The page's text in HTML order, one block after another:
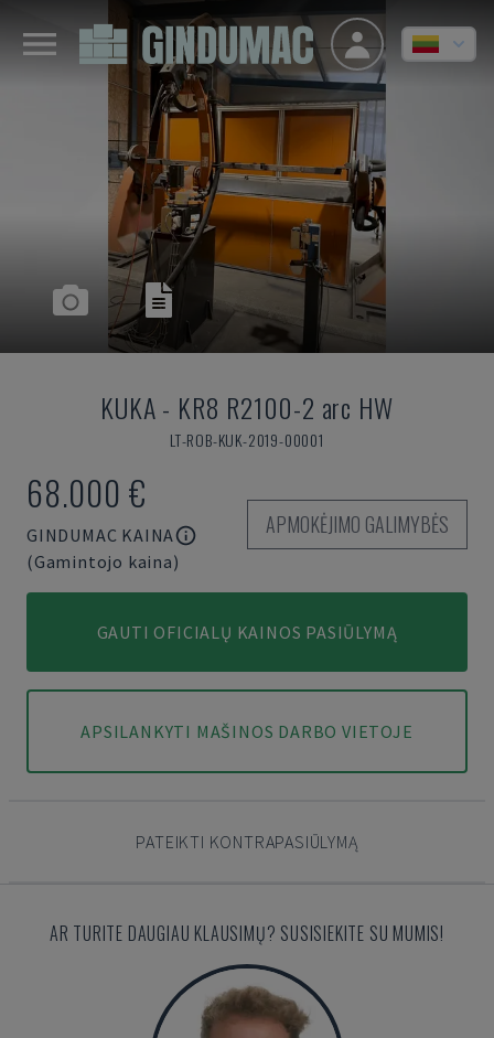
KUKA- KR8 R2100-2 arc HW
LT-ROB-KUK-2019-00001
68.000 €
GINDUMAC KAINA
(Gamintojo kaina)
APMOKĖJIMO GALIMYBĖS
GAUTI OFICIALŲ KAINOS PASIŪLYMĄ
APSILANKYTI MAŠINOS DARBO VIETOJE
PATEIKTI KONTRAPASIŪLYMĄ
AR TURITE DAUGIAU KLAUSIMŲ? SUSISIEKITE SU MUMIS!